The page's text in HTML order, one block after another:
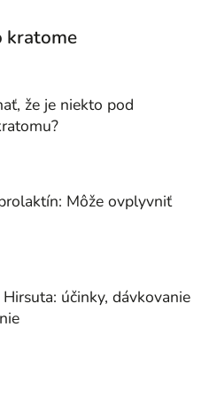
kratome
že je niekto pod
Môže ovplyvniť
účinky, dávkovanie